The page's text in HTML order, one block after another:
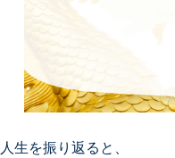
人生を振り返ると、